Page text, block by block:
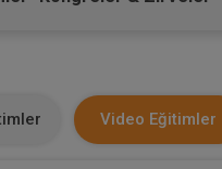
Video Eğitimler